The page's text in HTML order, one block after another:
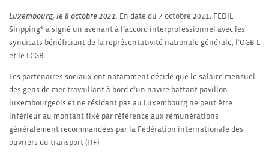
Luxembourg, le 8 octobre 2021. En date du 7 octobre 2021, FEDIL
Shipping* a signé un avenant à l’accord interprofessionnel avec les
syndicats bénéficiant de la représentativité nationale générale, l’OGB-L
et le LCGB.
Les partenaires sociaux ont notamment décidé que le salaire mensuel
des gens de mer travaillant à bord d’un navire battant pavillon
luxembourgeois et ne résidant pas au Luxembourg ne peut être
inférieur au montant fixé par référence aux rémunérations
généralement recommandées par la Fédération internationale des
ouvriers du transport (ITF).